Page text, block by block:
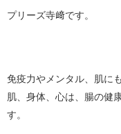
プリーズ寺﨑です。
免疫力やメンタル、肌に
肌、身体、心は、腸の健
す。